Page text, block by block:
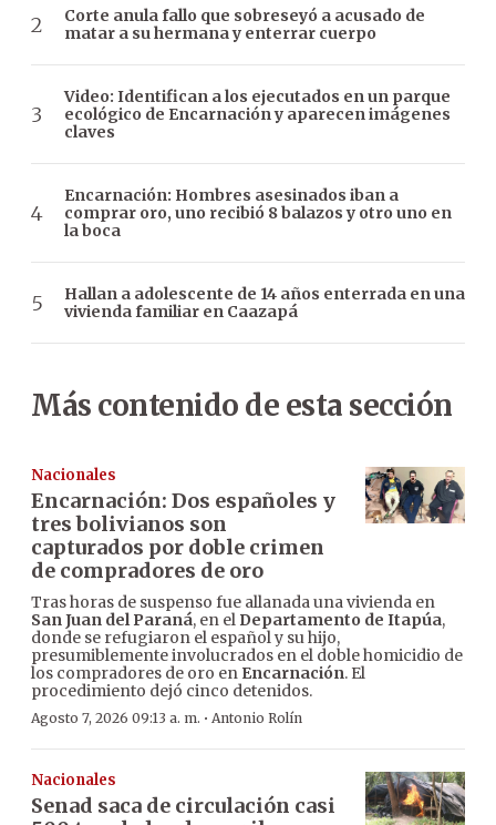
Corte anula fallo que sobreseyó a acusado de
matar a su hermana y enterrar cuerpo
Video: Identifican a los ejecutados en un parque
ecológico de Encarnación y aparecen imágenes
claves
Encarnación: Hombres asesinados iban a
comprar oro, uno recibió 8 balazos y otro uno en
la boca
Hallan a adolescente de 14 años enterrada en una
vivienda familiar en Caazapá
Más contenido de esta sección
Nacionales
Encarnación: Dos españoles y
tres bolivianos son
capturados por doble crimen
de compradores de oro
Tras horas de suspenso fue allanada una vivienda en
San Juan del Paraná, en el Departamento de Itapúa,
donde se refugiaron el español y su hijo,
presumiblemente involucrados en el doble homicidio de
los compradores de oro en Encarnación. El
procedimiento dejó cinco detenidos.
Agosto 7, 2026 09:13 a. m. · Antonio Rolín
Nacionales
Senad saca de circulación casi